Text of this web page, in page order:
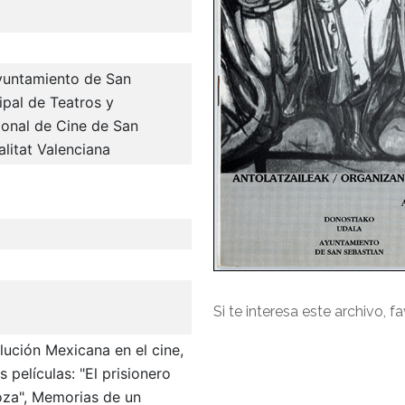
de San
de Teatros y
de Cine de San
Valenciana
Mexicana en el cine,
películas: "El prisionero
Memorias de un
Si te interesa este archivo,